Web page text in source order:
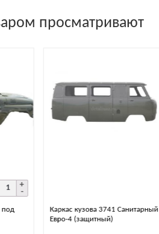
просматривают
Каркас кузова УАЗ 3151 под тент
(авантюрин)